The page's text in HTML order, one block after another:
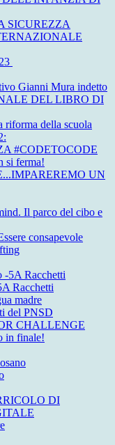
SICUREZZA
Gianni Mura indetto
DEL LIBRO DI
della scuola
#CODETOCODE
si ferma!
UN
Il parco del cibo e
consapevole
-5A Racchetti
Racchetti
madre
del PNSD
CHALLENGE
in finale!
DI